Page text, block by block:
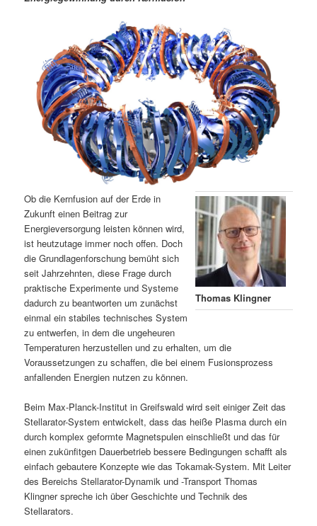
e
h
a
l
t
s
p
i
n
g
e
ä
I
n
h
a
l
t
p
r
i
n
n
Thomas Klingner
Ob die Kernfusion auf der Erde in
Zukunft einen Beitrag zur
Energieversorgung leisten können wird,
ist heutzutage immer noch offen. Doch
die Grundlagenforschung bemüht sich
seit Jahrzehnten, diese Frage durch
praktische Experimente und Systeme
dadurch zu beantworten um zunächst
einmal ein stabiles technisches System
zu entwerfen, in dem die ungeheuren
Temperaturen herzustellen und zu erhalten, um die
Voraussetzungen zu schaffen, die bei einem Fusionsprozess
anfallenden Energien nutzen zu können.
Beim Max-Planck-Institut in Greifswald wird seit einiger Zeit das
Stellarator-System entwickelt, dass das heiße Plasma durch ein
durch komplex geformte Magnetspulen einschließt und das für
einen zukünfitgen Dauerbetrieb bessere Bedingungen schafft als
einfach gebautere Konzepte wie das Tokamak-System. Mit Leiter
des Bereichs Stellarator-Dynamik und -Transport Thomas
Klingner spreche ich über Geschichte und Technik des
Stellarators.